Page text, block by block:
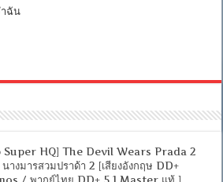
ฉัน
Super HQ] The Devil Wears Prada 2
างมารสวมปราด้า 2 [เสียงอังกฤษ DD+
/ พากย์ไทย DD+ 5.1 Master แท้.]